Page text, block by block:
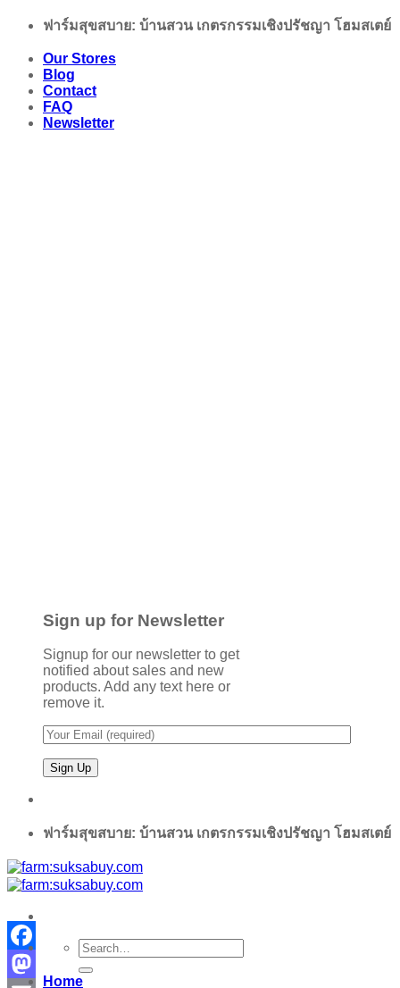
Skip
content
ฟาร์มสุขสบาย: บ้านสวน เกตรกรรมเชิงปรัชญา โฮมสเตย์
Our Stores
Blog
Contact
FAQ
Newsletter
Sign up for Newsletter
Signup for our newsletter to get
notified about sales and new
products. Add any text here or
remove it.
ฟาร์มสุขสบาย: บ้านสวน เกตรกรรมเชิงปรัชญา โฮมสเตย์
Search
for:
Home
Facebook